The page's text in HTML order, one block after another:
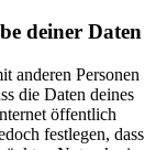
deiner Daten
anderen Personen
die Daten deines
öffentlich
festlegen, dass